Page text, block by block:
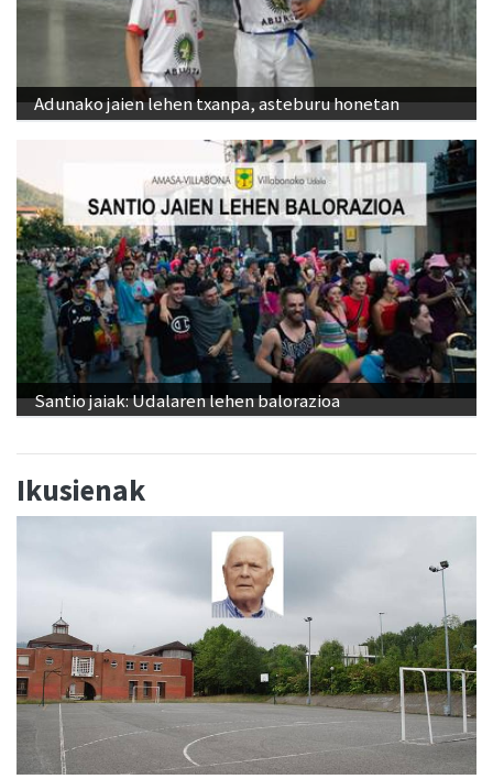
Adunako jaien lehen txanpa, asteburu honetan
Santio jaiak: Udalaren lehen balorazioa
Ikusienak